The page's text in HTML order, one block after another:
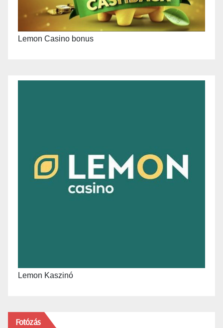
Lemon Casino bonus
Lemon Kaszinó
Fotózás